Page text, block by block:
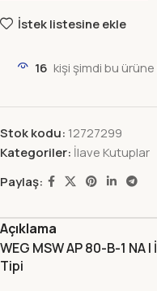
İstek listesine ekle
16 kişi şimdi bu ürüne
Stok kodu: 12727299
Kategoriler: İlave Kutuplar
Paylaş:
Açıklama
WEG MSW AP 80-B-1
Tipi